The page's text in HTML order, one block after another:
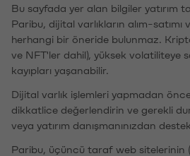
Bu sayfada yer alan bilgiler yatırım
Paribu, dijital varlıkların alım-satımı
herhangi bir öneride bulunmaz.
ve NFT'ler dahil), yüksek volatiliteye
kayıpları yaşanabilir.
Dijital varlık işlemleri yapmadan
dikkatlice değerlendirin ve gerekli
veya yatırım danışmanınızdan
Paribu, üçüncü taraf web sitelerinin